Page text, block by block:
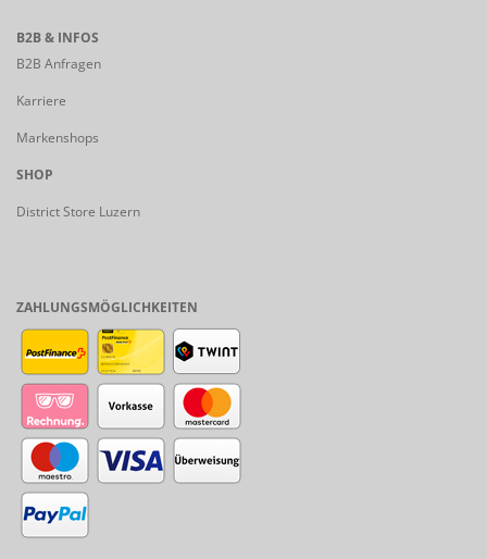
B2B & INFOS
B2B Anfragen
Karriere
Markenshops
SHOP
District Store Luzern
ZAHLUNGSMÖGLICHKEITEN